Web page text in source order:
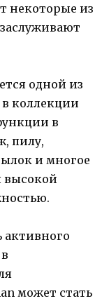
некоторые из
одной из
коллекции
в
пилу,
и многое
высокой
может стать